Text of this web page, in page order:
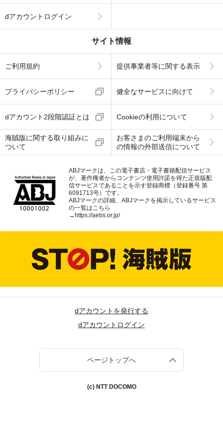
dアカウントログイン
サイト情報
ご利用規約 提供事業者等に関する表示
プライバシーポリシー 健全なサービスに向けて
dアカウント2段階認証とは Cookieの利用について
海賊版に関する取り組みに
ついて
お客さまのご利用端末から
の情報の外部送信について
ABJマークは、この電子書店・電子書籍配信サービス
が、著作権者からコンテンツ使用許諾を得た正規版配
信サービスであることを示す登録商標（登録番号 第
6091713号）です。
ABJマークの詳細、ABJマークを掲示しているサービス
の一覧はこちら
→ https://aebs.or.jp/
dアカウントを発行する
dアカウントログイン
ページトップへ
(c) NTT DOCOMO